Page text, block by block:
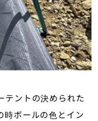
テントの決められた
時ボールの色とイン